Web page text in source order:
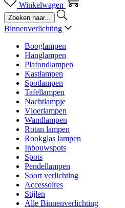
Winkelwagen
Binnenverlichting
Booglampen
Hanglampen
Plafondlampen
Kastlampen
Spotlampen
Tafellampen
Nachtlampje
Vloerlampen
Wandlampen
Rotan lampen
Rookglas lampen
Inbouwspots
Spots
Pendellampen
Soort verlichting
Accessoires
Stijlen
Alle Binnenverlichting